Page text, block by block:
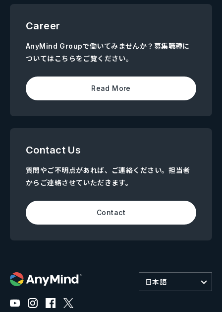
Career
AnyMind Groupで働いてみませんか？募集職種に
ついてはこちらをご覧ください。
Read More
Contact Us
質問やご不明点があれば、ご連絡ください。担当者
からご連絡させていただきます。
Contact
日本語